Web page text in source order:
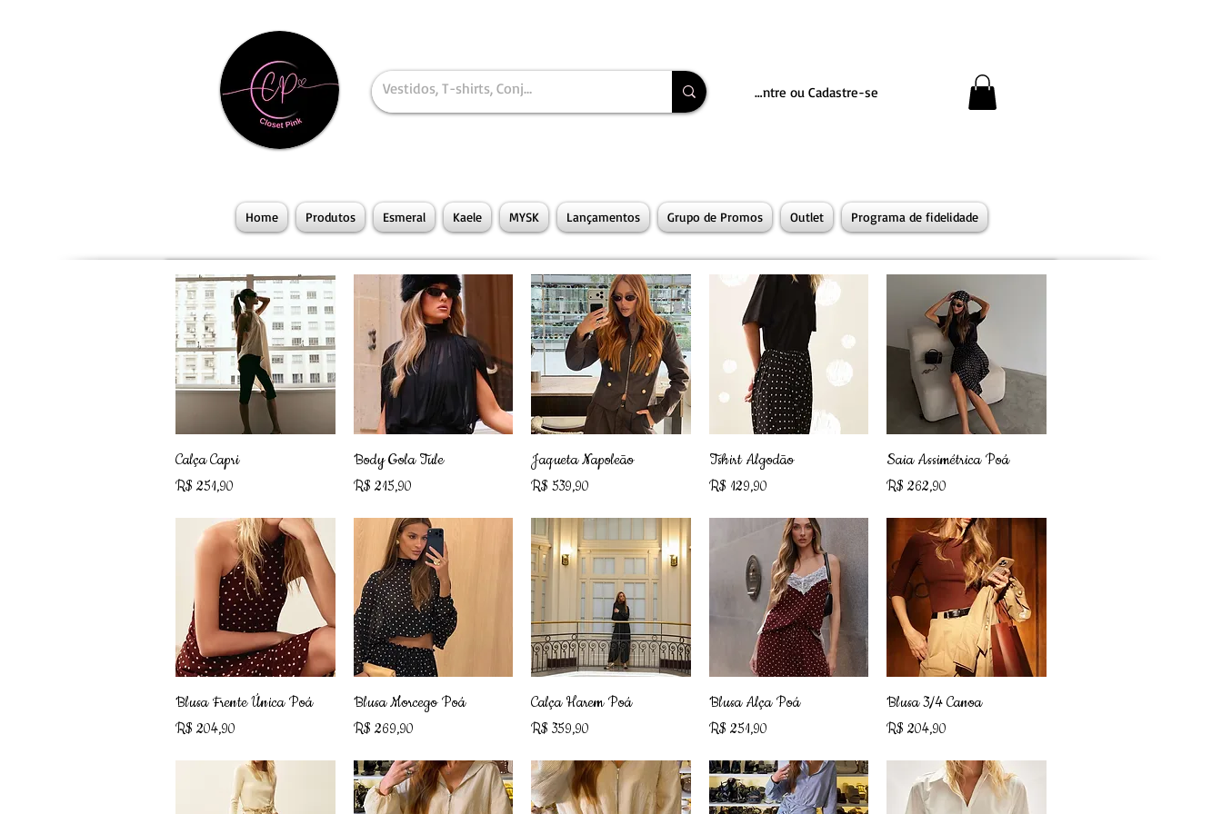
Entre ou Cadastre-se
Home Produtos Esmeral Kaele MYSK Lançamentos Grupo de Promos Outlet Programa de fidelidade
Visualização rápida
Calça Capri
Preço
R$ 251,90
Visualização rápida
Body Gola Tule
Preço
R$ 215,90
Visualização rápida
Jaqueta Napoleão
Preço
R$ 539,90
Visualização rápida
Tshirt Algodão
Preço
R$ 129,90
Visualização rápida
Saia Assimétrica Poá
Preço
R$ 262,90
Visualização rápida
Blusa Frente Única Poá
Preço
R$ 204,90
Visualização rápida
Blusa Morcego Poá
Preço
R$ 269,90
Visualização rápida
Calça Harem Poá
Preço
R$ 359,90
Visualização rápida
Blusa Alça Poá
Preço
R$ 251,90
Visualização rápida
Blusa 3/4 Canoa
Preço
R$ 204,90